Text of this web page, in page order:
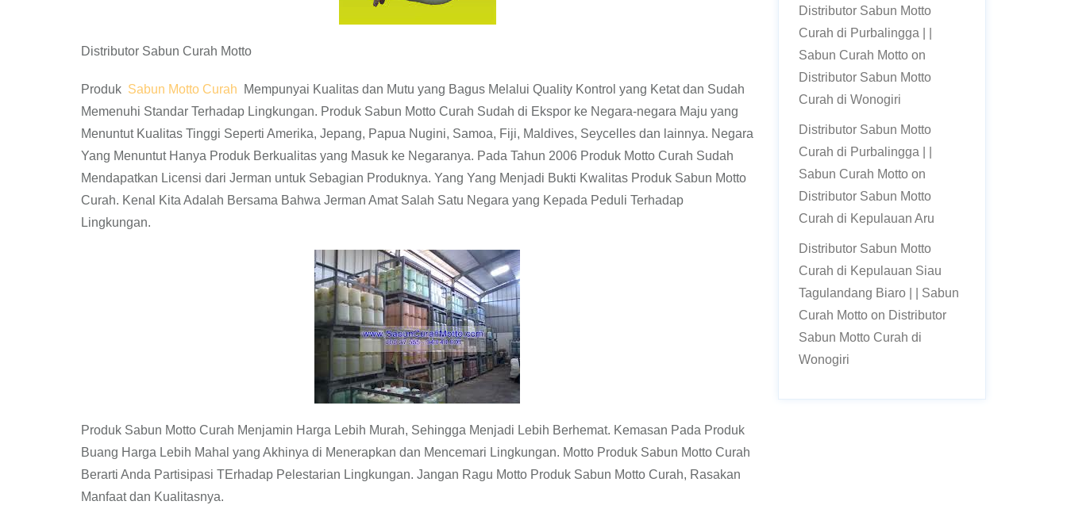
Distributor Sabun Curah Motto
Produk Sabun Motto Curah
Mempunyai Kualitas dan Mutu yang Bagus Melalui Quality Kontrol yang Ketat dan Sudah
Memenuhi Standar Terhadap Lingkungan. Produk Sabun Motto Curah Sudah di Ekspor ke Negara-negara Maju yang
Menuntut Kualitas Tinggi Seperti Amerika, Jepang, Papua Nugini, Samoa, Fiji, Maldives, Seycelles dan lainnya. Negara
Yang Menuntut Hanya Produk Berkualitas yang Masuk ke Negaranya. Pada Tahun 2006 Produk Motto Curah Sudah
Mendapatkan Licensi dari Jerman untuk Sebagian Produknya. Yang Yang Menjadi Bukti Kwalitas Produk Sabun Motto
Curah. Kenal Kita Adalah Bersama Bahwa Jerman Amat Salah Satu Negara yang Kepada Peduli Terhadap
Lingkungan.
Produk Sabun Motto Curah Menjamin Harga Lebih Murah, Sehingga Menjadi Lebih Berhemat. Kemasan Pada Produk
Buang Harga Lebih Mahal yang Akhinya di Menerapkan dan Mencemari Lingkungan. Motto Produk Sabun Motto Curah
Berarti Anda Partisipasi TErhadap Pelestarian Lingkungan. Jangan Ragu Motto Produk Sabun Motto Curah, Rasakan
Manfaat dan Kualitasnya.
Distributor Sabun Motto
Curah di Purbalingga | |
Sabun Curah Mottoon
Distributor Sabun Motto
Curah di Wonogiri
Distributor Sabun Motto
Curah di Purbalingga | |
Sabun Curah Mottoon
Distributor Sabun Motto
Curah di Kepulauan Aru
Distributor Sabun Motto
Curah di Kepulauan Siau
Tagulandang Biaro | | Sabun
Curah Mottoon Distributor
Sabun Motto Curah di
Wonogiri